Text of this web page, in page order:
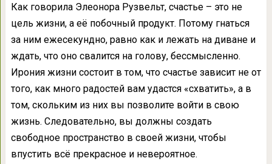
Как говорила Элеонора Рузвельт, счастье – это не
цель жизни, а её побочный продукт. Потому гнаться
за ним ежесекундно, равно как и лежать на диване и
ждать, что оно свалится на голову, бессмысленно.
Ирония жизни состоит в том, что счастье зависит не от
того, как много радостей вам удастся «схватить», а в
том, скольким из них вы позволите войти в свою
жизнь. Следовательно, вы должны создать
свободное пространство в своей жизни, чтобы
впустить всё прекрасное и невероятное.